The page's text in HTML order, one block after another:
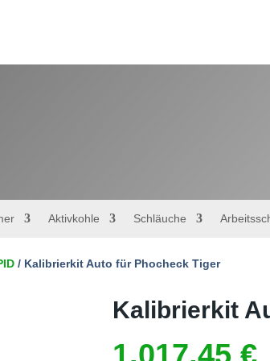
Aktivkohle Schläuche
/ Kalibrierkit Auto für Phocheck Tiger
Kalibrierkit